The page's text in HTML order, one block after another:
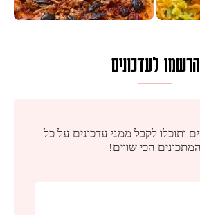
הרשמו לעדכונים